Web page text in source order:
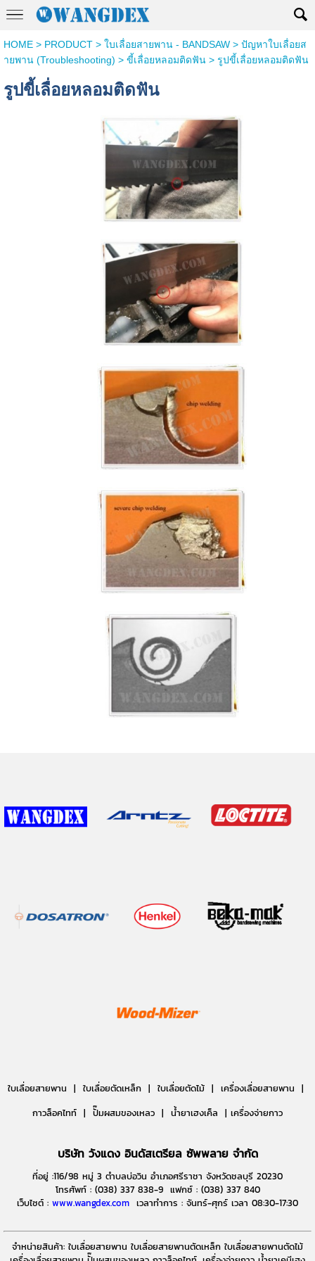
HOME> PRODUCT> ใบเลื่อยสายพาน - BANDSAW> ปัญหาใบเลื่อยส
ายพาน (Troubleshooting) > ขี้เลื่อยหลอมติดฟัน> รูปขี้เลื่อยหลอมติดฟัน
รูปขี้เลื่อยหลอมติดฟัน
ใบเลื่อยสายพาน | ใบเลื่อยตัดเหล็ก | ใบเลื่อยตัดไม้ | เครื่องเลื่อยสายพาน |
กาวล็อคไทท์ | ปั๊มผสมของเหลว | น้ำยาเฮงเค็ล | เครื่องจ่ายกาว
บริษัท วังแดง อินดัสเตรียล ซัพพลาย จำกัด
ที่อยู่ :116/98 หมู่ 3 ตำบลบ่อวิน อำเภอศรีราชา จังหวัดชลบุรี 20230
โทรศัพท์ : (038) 337 838-9 แฟกซ์ : (038) 337 840
เว็บไซต์ : www.wangdex.com เวลาทำการ : จันทร์-ศุกร์ เวลา 08:30-17:30
จำหน่ายสินค้า: ใบเลื่อยสายพาน ใบเลื่อยสายพานตัดเหล็ก ใบเลื่อยสายพานตัดไม้